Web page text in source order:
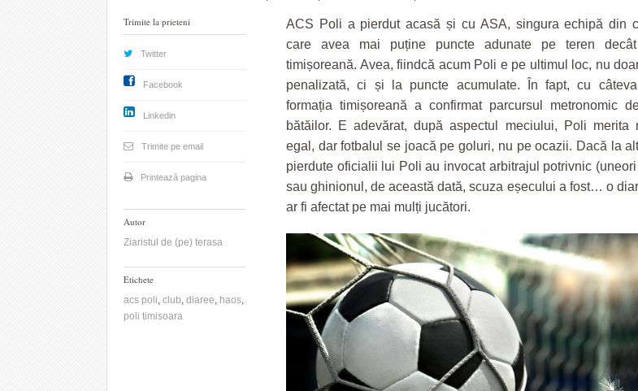
Apar primele restricții de circulație la Pasajul
Polonă, odată cu evoluția lucrărilor- 30 July
2026
Administrația județeană a aprobat acordul de
asociere cu Primăria Timișoara pentru noua
parcare de la Județean- 29 July 2026
View all
“Județ”, alături cu
2026
În Timiş, PNL tot cu
să-l atace pe Alfred
Timişoara, Ionuţ
Dominic Fritz- 28 July
Surprize, surprize!
comunei Moşniţa
candidatură la
Oli
ZIARISTU’ DE
TERASĂ
CU OIŞTEA-N
KIERKEGAARD
FINANŢĂRI DE LA A
LA Z
PE SURSE
JOCURI
ACS Poli a pierdut acasă și cu ASA, singura echipă din
care avea mai puține puncte adunate pe teren decât
timișoreană. Avea, fiindcă acum Poli e pe ultimul loc, nu
penalizată, ci și la puncte acumulate. În fapt, cu
formația timișoreană a confirmat parcursul metronomic
bătăilor. E adevărat, după aspectul meciului, Poli merita
egal, dar fotbalul se joacă pe goluri, nu pe ocazii. Dacă la
pierdute oficialii lui Poli au invocat arbitrajul potrivnic
sau ghinionul, de această dată, scuza eșecului a fost… o
ar fi afectat pe mai mulți jucători.
Trimite la prieteni
Twitter
Facebook
Linkedin
Trimite pe email
Printează pagina
Autor
Ziaristul de (pe) terasa
Etichete
acs poli, club, diaree, haos,
poli timisoara